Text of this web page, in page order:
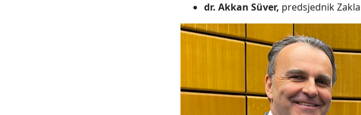
dr. Akkan Süver, predsjednik